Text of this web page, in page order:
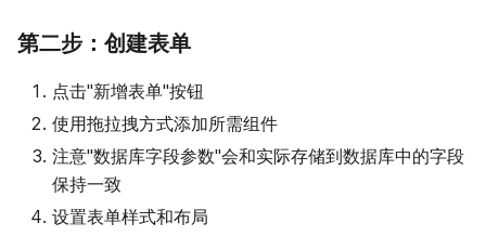
第二步：创建表单
点击"新增表单"按钮
使用拖拉拽方式添加所需组件
注意"数据库字段参数"会和实际存储到数据库中的字段
保持一致
设置表单样式和布局